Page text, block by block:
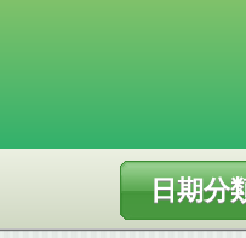
日期分